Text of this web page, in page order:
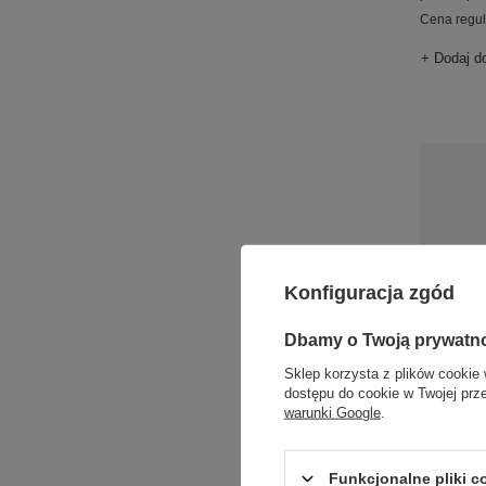
Cena
+ Dodaj
OKAZJA
Czapka
Konfiguracja zgód
Dbamy o Twoją
Sklep korzysta z plików cookie
dostępu do cookie w Twojej
warunki Google
Funkcjonalne pliki